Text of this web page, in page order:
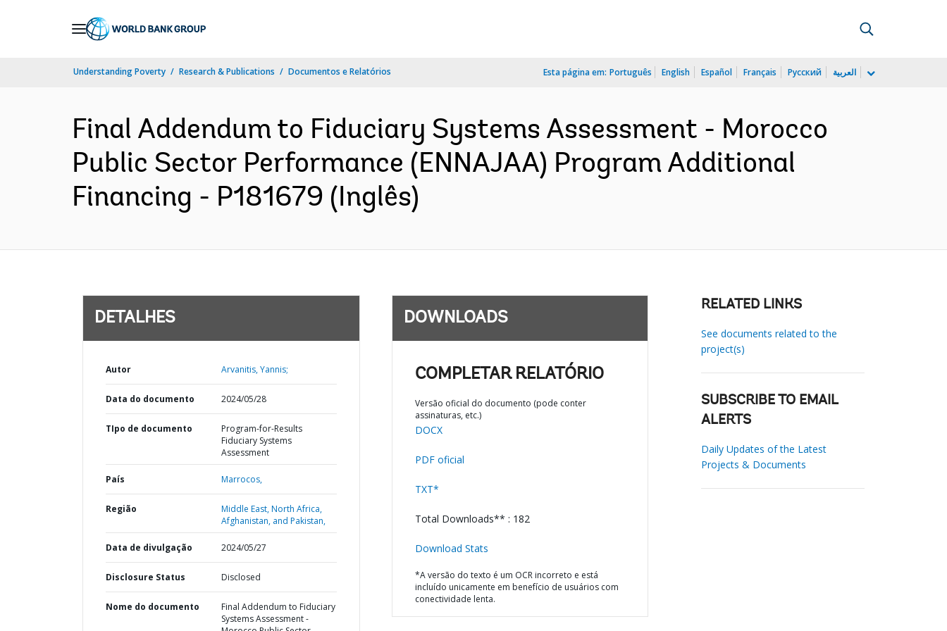
Understanding Poverty Research & Publications Documentos e Relatórios Esta página em: Português English Español Français Русский العربية
Final Addendum to Fiduciary Systems Assessment - Morocco
Public Sector Performance (ENNAJAA) Program Additional
Financing - P181679 (Inglês)
DETALHES
Autor Arvanitis, Yannis;
Data do documento 2024/05/28
TIpo de documento
Program-for-Results
Fiduciary Systems
Assessment
País Marrocos,
Região
Middle East, North Africa,
Afghanistan, and Pakistan,
Data de divulgação 2024/05/27
Disclosure Status Disclosed
Nome do documento
Final Addendum to Fiduciary
Systems Assessment -
DOWNLOADS
COMPLETAR RELATÓRIO
Versão oficial do documento (pode conter
assinaturas, etc.)
DOCX
PDF oficial
TXT*
Total Downloads** : 182
Download Stats
*A versão do texto é um OCR incorreto e está
incluído unicamente em benefício de usuários com
conectividade lenta.
RELATED LINKS
See documents related to the
project(s)
SUBSCRIBE TO EMAIL
ALERTS
Daily Updates of the Latest
Projects & Documents